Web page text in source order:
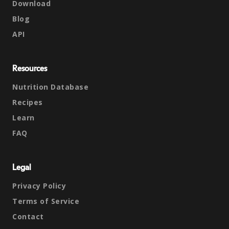
Download
Blog
API
Resources
Nutrition Database
Recipes
Learn
FAQ
Legal
Privacy Policy
Terms of Service
Contact